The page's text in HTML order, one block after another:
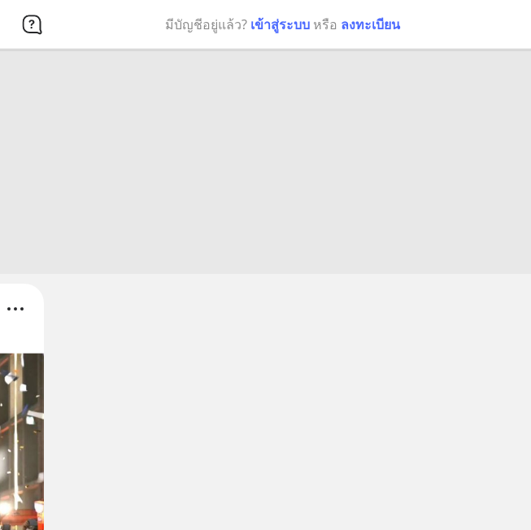
มีบัญชีอยู่แล้ว? เข้าสู่ระบบ หรือ ลงทะเบียน